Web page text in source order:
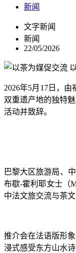
新闻
文字新闻
新闻
22/05/2026
2026年5月 17日，由
双重遗产地的独特
活动并致辞。
巴黎大区旅游局、
布歇-霍利耶女士（
中法文旅交流与茶
推介会在法语版形
浸式感受东方山水